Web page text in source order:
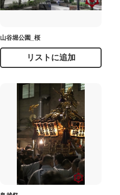
山谷堀公園_桜
リストに追加